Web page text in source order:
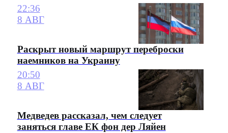
22:36
8 АВГ
Раскрыт новый маршрут переброски
наемников на Украину
20:50
8 АВГ
Медведев рассказал, чем следует
заняться главе ЕК фон дер Ляйен